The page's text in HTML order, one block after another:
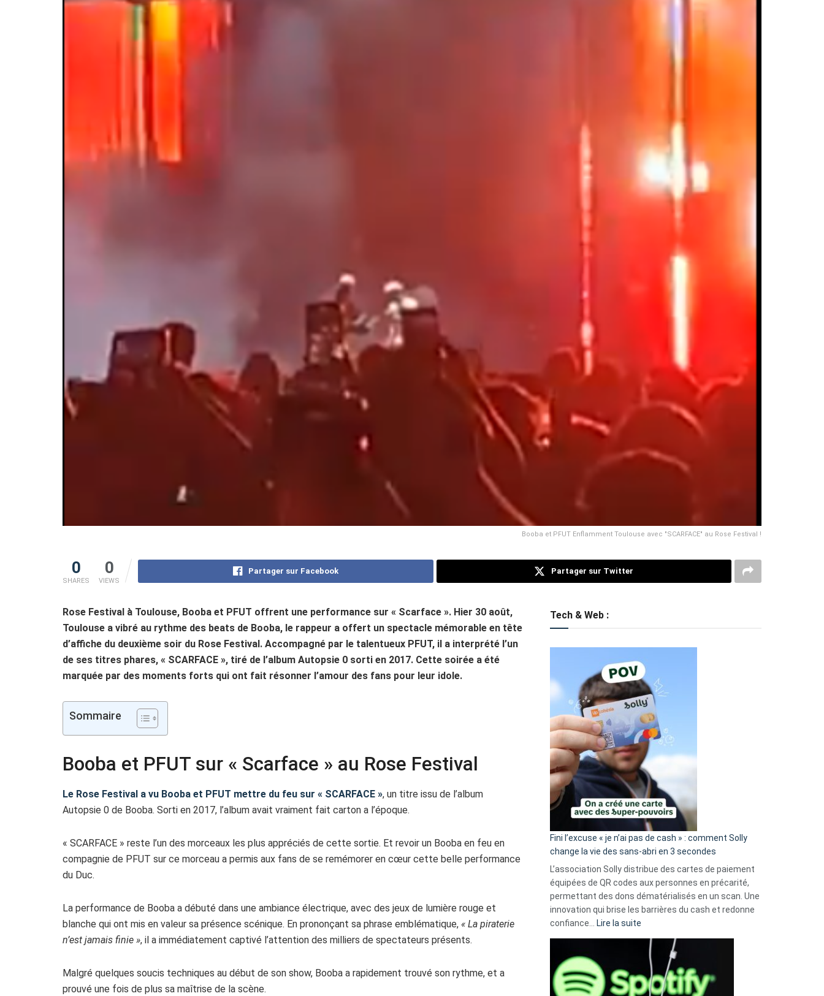
Booba et PFUT Enflamment Toulouse avec "SCARFACE" au Rose Festival !
0
SHARES
0
VIEWS
Partager sur Facebook Partager sur Twitter
Rose Festival à Toulouse, Booba et PFUT offrent une performance sur « Scarface ». Hier 30 août,
Toulouse a vibré au rythme des beats de Booba, le rappeur a offert un spectacle mémorable en tête
d’affiche du deuxième soir du Rose Festival. Accompagné par le talentueux PFUT, il a interprété l’un
de ses titres phares, « SCARFACE », tiré de l’album Autopsie 0 sorti en 2017. Cette soirée a été
marquée par des moments forts qui ont fait résonner l’amour des fans pour leur idole.
Sommaire
Booba et PFUT sur « Scarface » au Rose Festival
Le Rose Festival a vu Booba et PFUT mettre du feu sur « SCARFACE », un titre issu de l’album
Autopsie 0 de Booba. Sorti en 2017, l’album avait vraiment fait carton a l’époque.
« SCARFACE » reste l’un des morceaux les plus appréciés de cette sortie. Et revoir un Booba en feu en
compagnie de PFUT sur ce morceau a permis aux fans de se remémorer en cœur cette belle performance
du Duc.
La performance de Booba a débuté dans une ambiance électrique, avec des jeux de lumière rouge et
blanche qui ont mis en valeur sa présence scénique. En prononçant sa phrase emblématique, « La piraterie
n’est jamais finie », il a immédiatement captivé l’attention des milliers de spectateurs présents.
Malgré quelques soucis techniques au début de son show, Booba a rapidement trouvé son rythme, et a
prouvé une fois de plus sa maîtrise de la scène.
Tech & Web :
Fini l’excuse « je n’ai pas de cash » : comment Solly
change la vie des sans-abri en 3 secondes
L’association Solly distribue des cartes de paiement
équipées de QR codes aux personnes en précarité,
permettant des dons dématérialisés en un scan. Une
innovation qui brise les barrières du cash et redonne
confiance…
Lire la suite
l’excuse
je
n’ai